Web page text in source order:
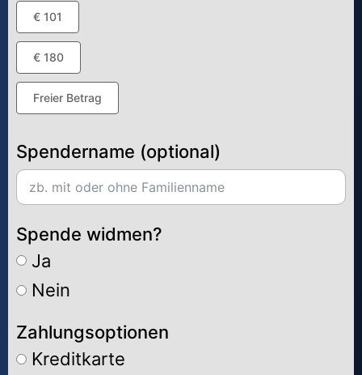
€ 101
€ 180
Freier Betrag
Spendername (optional)
Spende widmen?
Ja
Nein
Zahlungsoptionen
Kreditkarte